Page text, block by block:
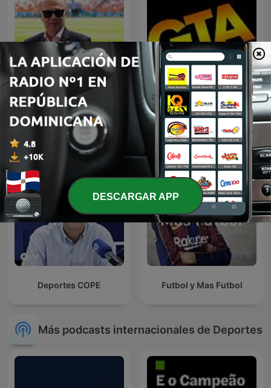
Palabras Mayores - Carlos
Antonio Vélez
GTA Fancast
Deportes COPE Futbol y Mas Futbol
Más podcasts internacionales de Deportes
DESCARGAR APP